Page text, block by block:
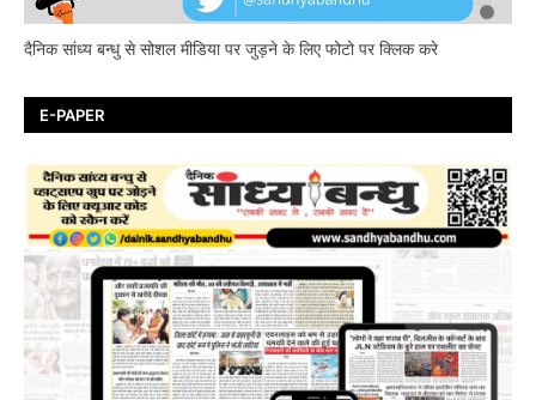
दैनिक सांध्य बन्धु से सोशल मीडिया पर जुड़ने के लिए फोटो पर क्लिक करे
E-PAPER